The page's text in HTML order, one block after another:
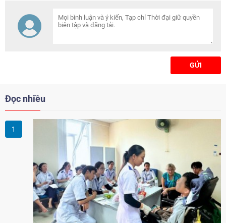
qua thẻ MB MultiPass.
GỬI
Đọc nhiều